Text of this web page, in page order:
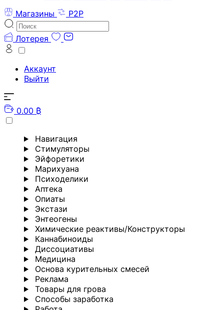
Магазины
P2P
Лотерея
Аккаунт
Выйти
0.00 ₿
Навигация
Стимуляторы
Эйфоретики
Марихуана
Психоделики
Аптека
Опиаты
Экстази
Энтеогены
Химические реактивы/Конструкторы
Каннабиноиды
Диссоциативы
Медицина
Основа курительных смесей
Реклама
Товары для грова
Способы заработка